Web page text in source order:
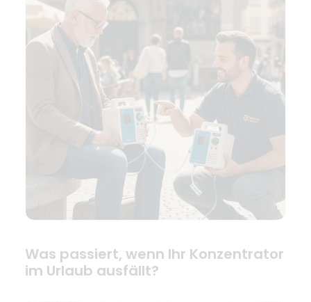
Was passiert, wenn Ihr Konzentrator
im Urlaub ausfällt?